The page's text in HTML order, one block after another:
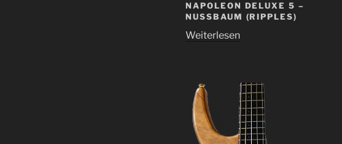
NAPOLEON DELUXE 5 –
NUSSBAUM (RIPPLES)
Weiterlesen